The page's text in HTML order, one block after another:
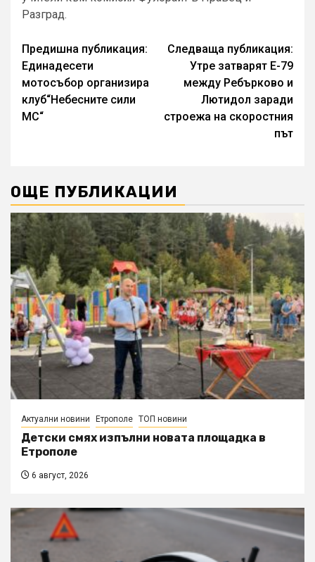
Разград.
Continue
Reading
Предишна публикация:
Единадесети
мотосъбор организира
клуб“Небесните сили
МС“
Следваща публикация:
Утре затварят Е-79
между Ребърково и
Лютидол заради
строежа на скоростния
път
ОЩЕ ПУБЛИКАЦИИ
Актуални новини Етрополе ТОП новини
Детски смях изпълни новата площадка в
Етрополе
6 август, 2026